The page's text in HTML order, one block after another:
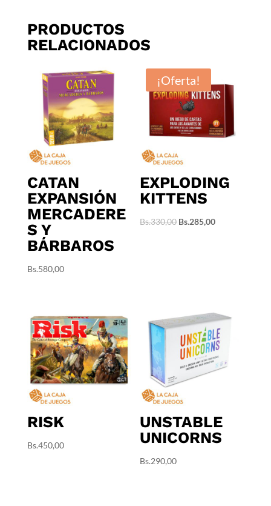
PRODUCTOS
RELACIONADOS
CATAN
EXPANSIÓN
MERCADERE
S Y
BÁRBAROS
Bs.580,00
¡Oferta!
EXPLODING
KITTENS
Bs.330,00 El
Bs.285,00El
RISK
Bs.450,00
UNSTABLE
UNICORNS
Bs.290,00